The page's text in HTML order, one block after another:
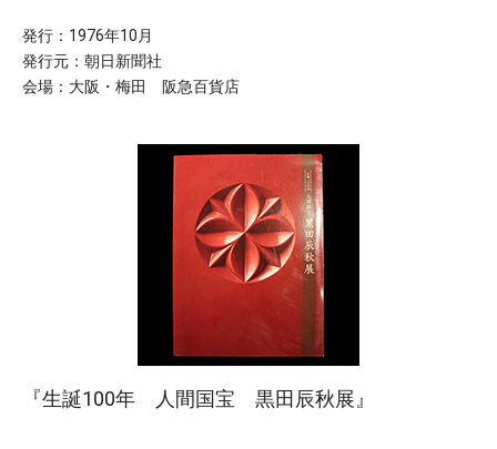
発行：1976年10月
発行元：朝日新聞社
会場：大阪・梅田 阪急百貨店
『生誕100年 人間国宝 黒田辰秋展』